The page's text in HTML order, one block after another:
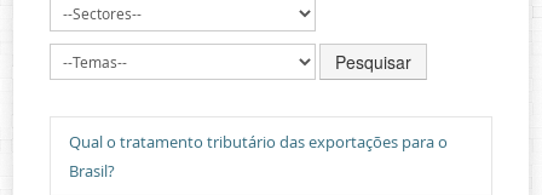
Contactos
Pesquisar
Qual o tratamento tributário das exportações para o
Brasil?